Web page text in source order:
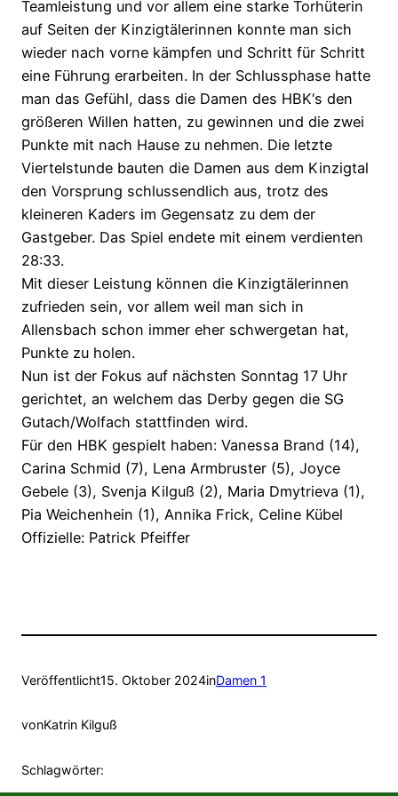
Teamleistung und vor allem eine starke Torhüterin
auf Seiten der Kinzigtälerinnen konnte man sich
wieder nach vorne kämpfen und Schritt für Schritt
eine Führung erarbeiten. In der Schlussphase hatte
man das Gefühl, dass die Damen des HBK‘s den
größeren Willen hatten, zu gewinnen und die zwei
Punkte mit nach Hause zu nehmen. Die letzte
Viertelstunde bauten die Damen aus dem Kinzigtal
den Vorsprung schlussendlich aus, trotz des
kleineren Kaders im Gegensatz zu dem der
Gastgeber. Das Spiel endete mit einem verdienten
28:33.
Mit dieser Leistung können die Kinzigtälerinnen
zufrieden sein, vor allem weil man sich in
Allensbach schon immer eher schwergetan hat,
Punkte zu holen.
Nun ist der Fokus auf nächsten Sonntag 17 Uhr
gerichtet, an welchem das Derby gegen die SG
Gutach/Wolfach stattfinden wird.
Für den HBK gespielt haben: Vanessa Brand (14),
Carina Schmid (7), Lena Armbruster (5), Joyce
Gebele (3), Svenja Kilguß (2), Maria Dmytrieva (1),
Pia Weichenhein (1), Annika Frick, Celine Kübel
Offizielle: Patrick Pfeiffer
Veröffentlicht15. Oktober 2024inDamen 1
vonKatrin Kilguß
Schlagwörter: